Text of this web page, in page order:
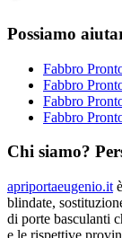
Possiamo
Fabbro
Fabbro
Fabbro
Fabbro
Chi siamo?
apriportaeugenio.it
blindate,
di porte basculanti
e le rispettive